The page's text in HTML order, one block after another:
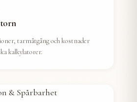
tarmåtgång och kostnader
kalkylatorer.